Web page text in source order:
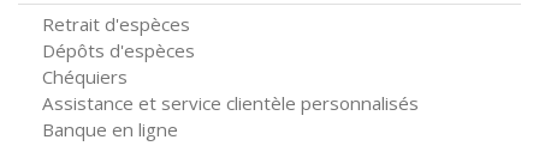
Retrait d'espèces
Dépôts d'espèces
Chéquiers
Assistance et service clientèle personnalisés
Banque en ligne